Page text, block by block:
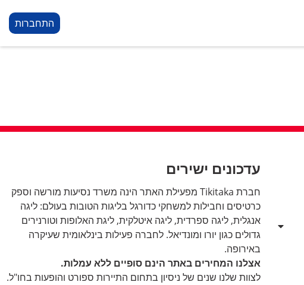
התחברות
עדכונים ישירים
חברת Tikitaka מפעילת האתר הינה משרד נסיעות מורשה וספק
כרטיסים וחבילות למשחקי כדורגל בליגות הטובות בעולם: ליגה
אנגלית, ליגה ספרדית, ליגה איטלקית, ליגת האלופות וטורנירים
גדולים כגון יורו ומונדיאל. לחברה פעילות בינלאומית שעיקרה
באירופה.
אצלנו המחירים באתר הינם סופיים ללא עמלות.
לצוות שלנו שנים של ניסיון בתחום התיירות ספורט והופעות בחו"ל.